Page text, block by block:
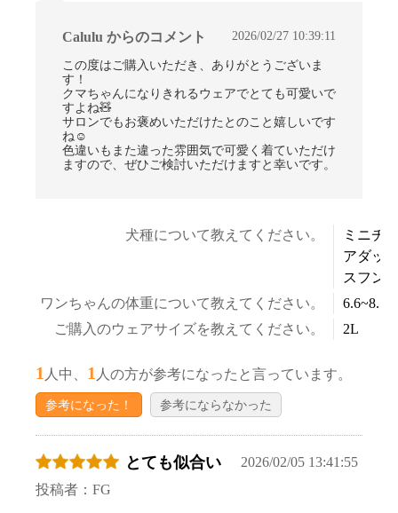
Calulu からのコメント 2026/02/27 10:39:11
この度はご購入いただき、ありがとうございま
す！
クマちゃんになりきれるウェアでとても可愛いで
すよね🧸
サロンでもお褒めいただけたとのこと嬉しいです
ね☺
色違いもまた違った雰囲気で可愛く着ていただけ
ますので、ぜひご検討いただけますと幸いです。
犬種について教えてください。
ミニチ
アダッ
スフン
ワンちゃんの体重について教えてください。
ご購入のウェアサイズを教えてください。
2L
1 人中、 1 人の方が参考になったと言っています。
参考になった！ 参考にならなかった
とても似合い
2026/02/05 13:41:55
投稿者：FG